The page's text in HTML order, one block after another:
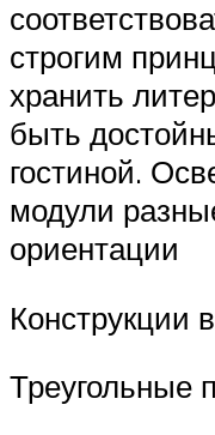
строгим
хранить
быть
гостиной.
модули
ориентации
Конструкции
Треугольные